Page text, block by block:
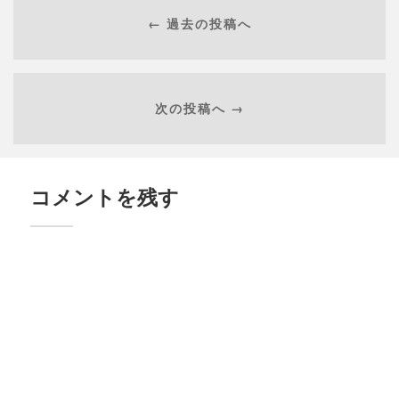
← 過去の投稿へ
次の投稿へ →
コメントを残す